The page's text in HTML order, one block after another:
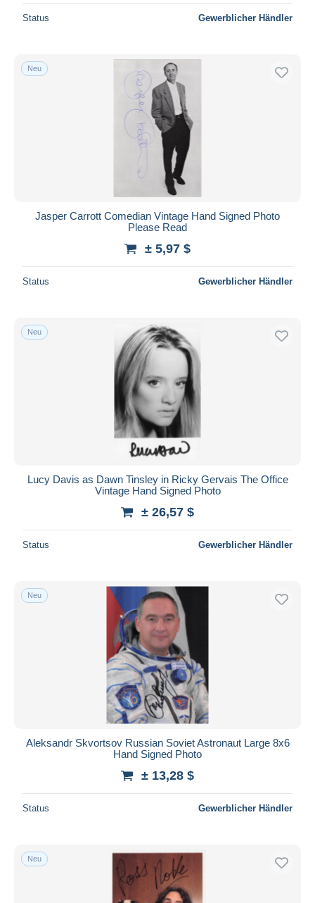
Status Gewerblicher Händler
Neu
Jasper Carrott Comedian Vintage Hand Signed Photo
Please Read
± 5,97 $
Status Gewerblicher Händler
Neu
Lucy Davis as Dawn Tinsley in Ricky Gervais The Office
Vintage Hand Signed Photo
± 26,57 $
Status Gewerblicher Händler
Neu
Aleksandr Skvortsov Russian Soviet Astronaut Large 8x6
Hand Signed Photo
± 13,28 $
Status Gewerblicher Händler
Neu